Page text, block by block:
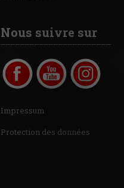
Nous suivre sur
Impressum
Protection des données